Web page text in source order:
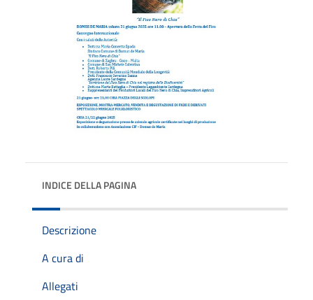
INDICE DELLA PAGINA
Descrizione
A cura di
Allegati